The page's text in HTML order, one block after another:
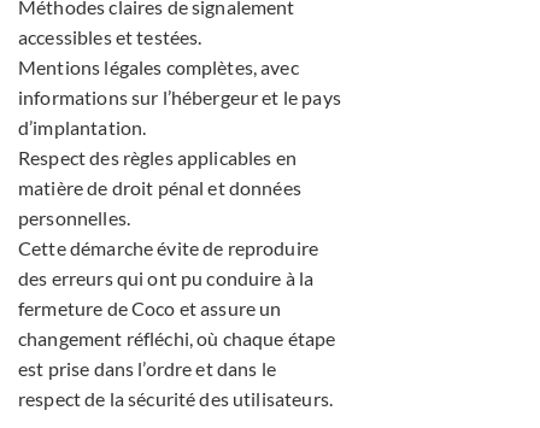
Méthodes claires de signalement
accessibles et testées.
Mentions légales complètes, avec
informations sur l’hébergeur et le pays
d’implantation.
Respect des règles applicables en
matière de droit pénal et données
personnelles.
Cette démarche évite de reproduire
des erreurs qui ont pu conduire à la
fermeture de Coco et assure un
changement réfléchi, où chaque étape
est prise dans l’ordre et dans le
respect de la sécurité des utilisateurs.